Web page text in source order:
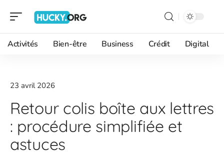
Activités Bien-être Business Crédit Digital
23 avril 2026
Retour colis boîte aux lettres
: procédure simplifiée et
astuces